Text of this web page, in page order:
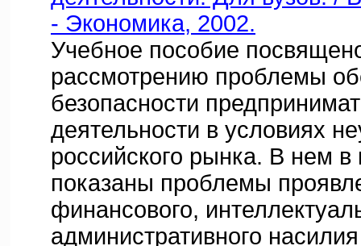
- Экономика, 2002.
Учебное пособие
рассмотрению проблемы
безопасности
деятельности в условиях
российского рынка. В нем в
показаны проблемы
финансового,
административного